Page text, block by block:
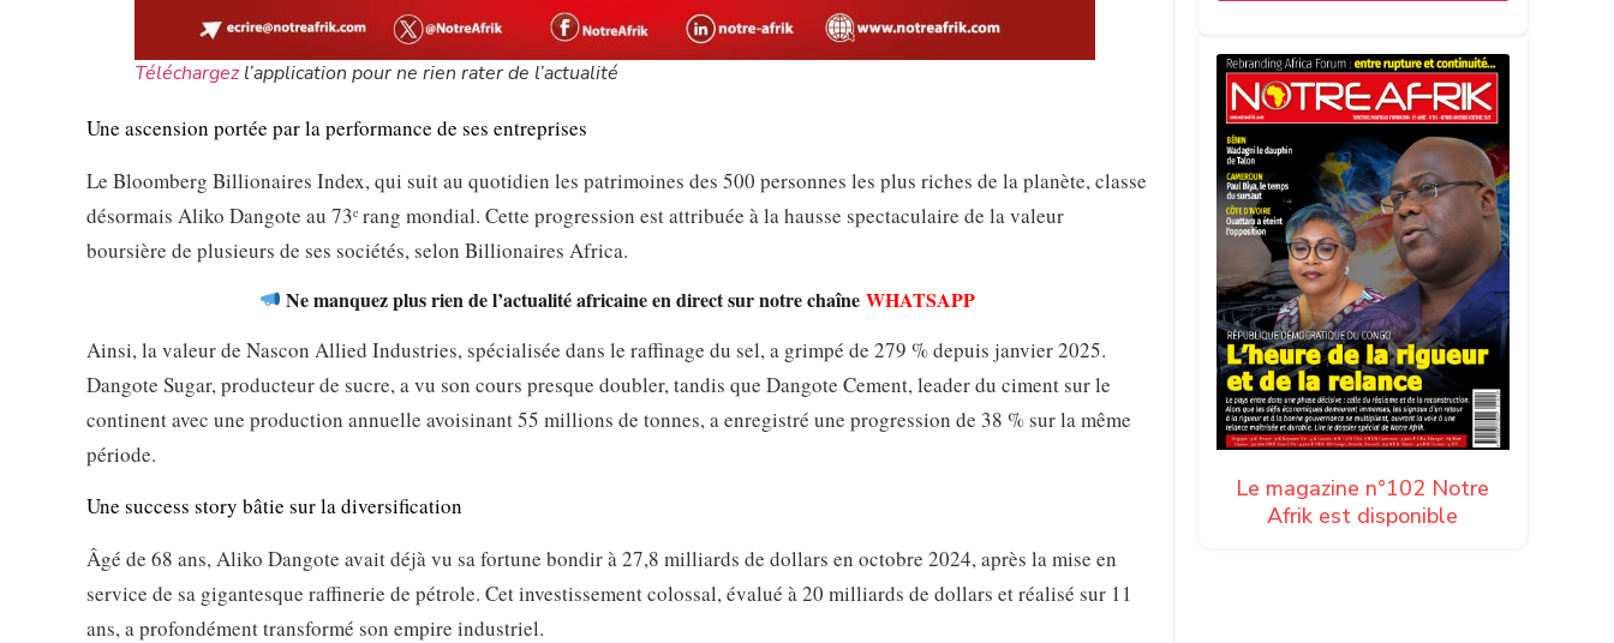
Téléchargezl’application pour ne rien rater de l’actualité
Une ascension portée par la performance de ses entreprises
Le Bloomberg Billionaires Index, qui suit au quotidien les patrimoines des 500 personnes les plus riches de la planète, classe
désormais Aliko Dangote au 73ᵉ rang mondial. Cette progression est attribuée à la hausse spectaculaire de la valeur
boursière de plusieurs de ses sociétés, selon Billionaires Africa.
Ne manquez plus rien de l’actualité africaine en direct sur notre chaîneWHATSAPP
Ainsi, la valeur de Nascon Allied Industries, spécialisée dans le raffinage du sel, a grimpé de 279 % depuis janvier 2025.
Dangote Sugar, producteur de sucre, a vu son cours presque doubler, tandis que Dangote Cement, leader du ciment sur le
continent avec une production annuelle avoisinant 55 millions de tonnes, a enregistré une progression de 38 % sur la même
période.
Une success story bâtie sur la diversification
Âgé de 68 ans, Aliko Dangote avait déjà vu sa fortune bondir à 27,8 milliards de dollars en octobre 2024, après la mise en
service de sa gigantesque raffinerie de pétrole. Cet investissement colossal, évalué à 20 milliards de dollars et réalisé sur 11
ans, a profondément transformé son empire industriel.
Le magazine n°102 Notre
Afrik est disponible